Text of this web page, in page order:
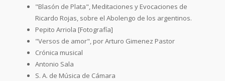
"Blasón de Plata", Meditaciones y Evocaciones de
Ricardo Rojas, sobre el Abolengo de los argentinos.
Pepito Arriola [Fotografía]
"Versos de amor", por Arturo Gimenez Pastor
Crónica musical
Antonio Sala
S. A. de Música de Cámara